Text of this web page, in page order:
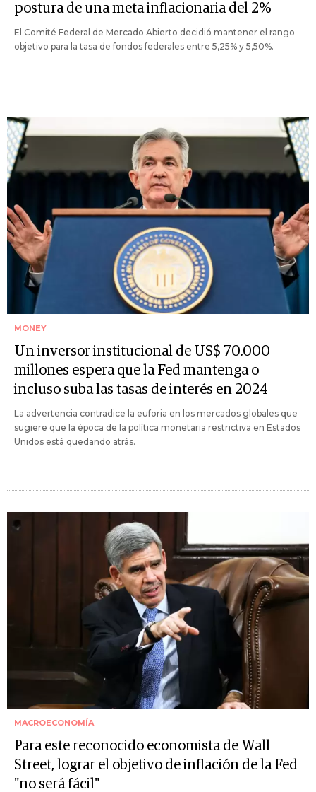
postura de una meta inflacionaria del 2%
El Comité Federal de Mercado Abierto decidió mantener el rango
objetivo para la tasa de fondos federales entre 5,25% y 5,50%.
MONEY
Un inversor institucional de US$ 70.000
millones espera que la Fed mantenga o
incluso suba las tasas de interés en 2024
La advertencia contradice la euforia en los mercados globales que
sugiere que la época de la política monetaria restrictiva en Estados
Unidos está quedando atrás.
MACROECONOMÍA
Para este reconocido economista de Wall
Street, lograr el objetivo de inflación de la Fed
"no será fácil"